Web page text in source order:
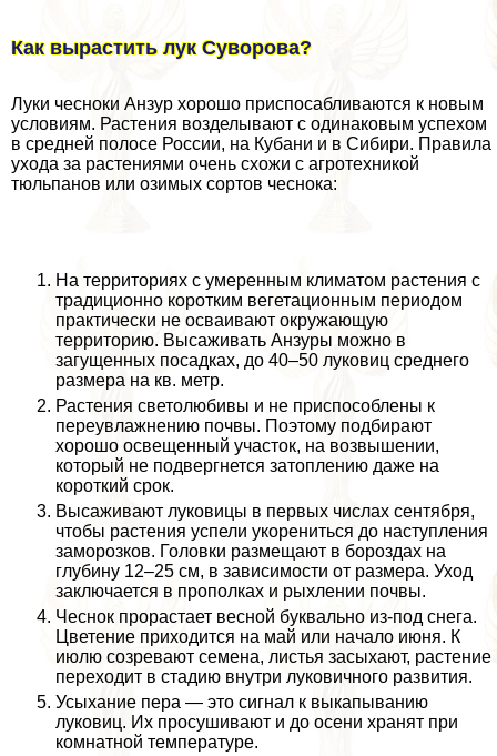
Как вырастить лук Суворова?
Луки чесноки Анзур хорошо приспосабливаются к новым
условиям. Растения возделывают с одинаковым успехом
в средней полосе России, на Кубани и в Сибири. Правила
ухода за растениями очень схожи с агротехникой
тюльпанов или озимых сортов чеснока:
На территориях с умеренным климатом растения с
традиционно коротким вегетационным периодом
пpaктически не осваивают окружающую
территорию. Высаживать Анзуры можно в
загущенных посадках, до 40–50 луковиц среднего
размера на кв. метр.
Растения светолюбивы и не приспособлены к
переувлажнению почвы. Поэтому подбирают
хорошо освещенный участок, на возвышении,
который не подвергнется затоплению даже на
короткий срок.
Высаживают луковицы в первых числах сентября,
чтобы растения успели укорениться до наступления
заморозков. Головки размещают в бороздах на
глубину 12–25 см, в зависимости от размера. Уход
заключается в прополках и рыхлении почвы.
Чеснок прорастает весной буквально из-под снега.
Цветение приходится на май или начало июня. К
июлю созревают семена, листья засыхают, растение
переходит в стадию внутри луковичного развития.
Усыхание пера — это сигнал к выкапыванию
луковиц. Их просушивают и до осени хранят при
комнатной температуре.